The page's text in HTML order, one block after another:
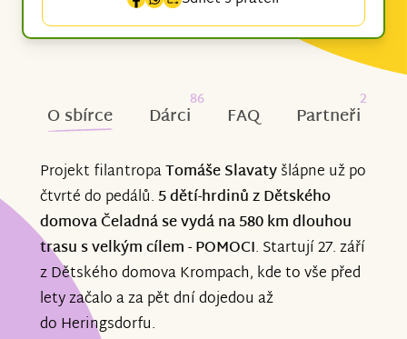
O sbírce Dárci
86
FAQ Partneři
2
Projekt filantropaTomáše Slavatyšlápne už po
čtvrté do pedálů. 5 dětí-hrdinů z Dětského
domova Čeladná se vydá na 580 km dlouhou
trasu s velkým cílem - POMOCI. Startují 27. září
z Dětského domova Krompach, kde to vše před
lety začalo a za pět dní dojedou až
do Heringsdorfu.